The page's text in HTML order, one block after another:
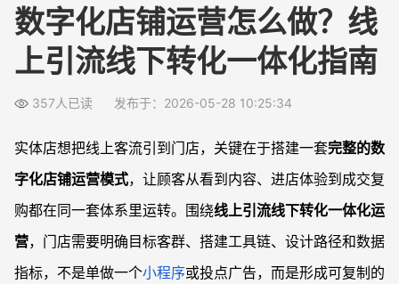
美妆行业
蛋糕烘焙
百货商场
更多解决方案
工具与实践
活动沙龙
新零售工具
经营计算器
线下转化如何设计？用好福利、体验与员工工具
传统门店如何搭建一体化运营体系？
数字化店铺运营模式是什么？适合哪些门店？
线上引流线下转化一体化怎么做比较落地？
数字化店铺运营怎么做？线
上引流线下转化一体化指南
357人已读 发布于：2026-05-28 10:25:34
实体店想把线上客流引到门店，关键在于搭建一套完整的数
字化店铺运营模式，让顾客从看到内容、进店体验到成交复
购都在同一套体系里运转。围绕线上引流线下转化一体化运
营，门店需要明确目标客群、搭建工具链、设计路径和数据
指标，不是单做一个小程序或投点广告，而是形成可复制的